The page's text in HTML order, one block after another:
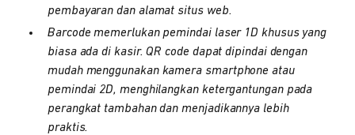
pembayaran dan alamat situs web.
Barcode memerlukan pemindai laser 1D khusus yang
biasa ada di kasir. QR code dapat dipindai dengan
mudah menggunakan kamera smartphone atau
pemindai 2D, menghilangkan ketergantungan pada
perangkat tambahan dan menjadikannya lebih
praktis.